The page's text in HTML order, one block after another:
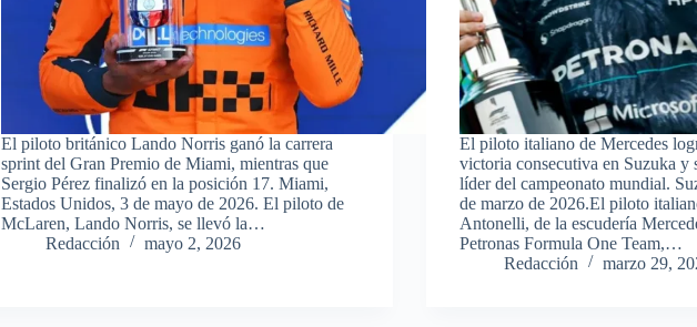
El piloto británico Lando Norris ganó la carrera
sprint del Gran Premio de Miami, mientras que
Sergio Pérez finalizó en la posición 17. Miami,
Estados Unidos, 3 de mayo de 2026. El piloto de
McLaren, Lando Norris, se llevó la…
Redacción
mayo 2, 2026
El piloto italiano de Mercedes
victoria consecutiva en Suzuka y
líder del campeonato mundial.
de marzo de 2026.El piloto
Antonelli, de la escudería
Petronas Formula One Team,…
Redacción
marzo 29,